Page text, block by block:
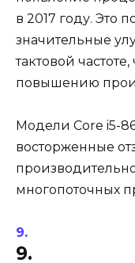
в 2017 году. Это
значительные
тактовой
повышению
Модели Core i5-
восторженные
многопоточных
9.